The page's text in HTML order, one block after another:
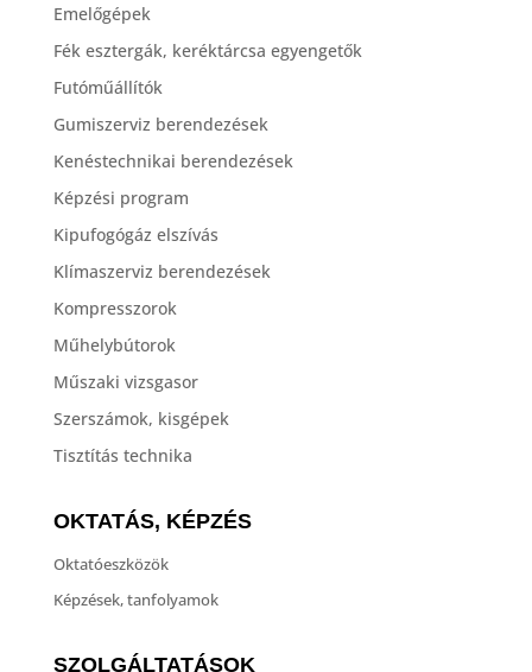
Emelőgépek
Fék esztergák, keréktárcsa egyengetők
Futóműállítók
Gumiszerviz berendezések
Kenéstechnikai berendezések
Képzési program
Kipufogógáz elszívás
Klímaszerviz berendezések
Kompresszorok
Műhelybútorok
Műszaki vizsgasor
Szerszámok, kisgépek
Tisztítás technika
OKTATÁS, KÉPZÉS
Oktatóeszközök
Képzések, tanfolyamok
SZOLGÁLTATÁSOK